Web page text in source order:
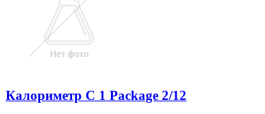
Калориметр C 1 Package 2/12